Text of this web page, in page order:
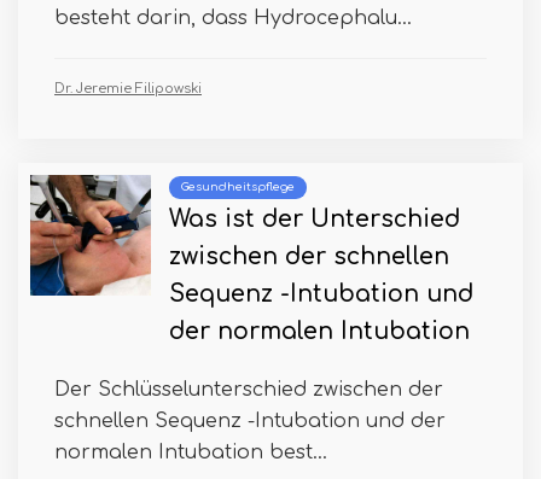
besteht darin, dass Hydrocephalu...
Dr. Jeremie Filipowski
Gesundheitspflege
Was ist der Unterschied
zwischen der schnellen
Sequenz -Intubation und
der normalen Intubation
Der Schlüsselunterschied zwischen der
schnellen Sequenz -Intubation und der
normalen Intubation best...